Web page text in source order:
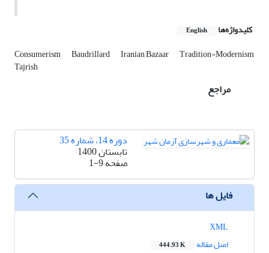
کلیدواژه‌ها English
Consumerism Baudrillard Iranian Bazaar Tradition-Modernism
Tajrish
مراجع
دوره 14، شماره 35
تابستان 1400
صفحه1-9
فایل ها
اصل مقاله
444.93 K